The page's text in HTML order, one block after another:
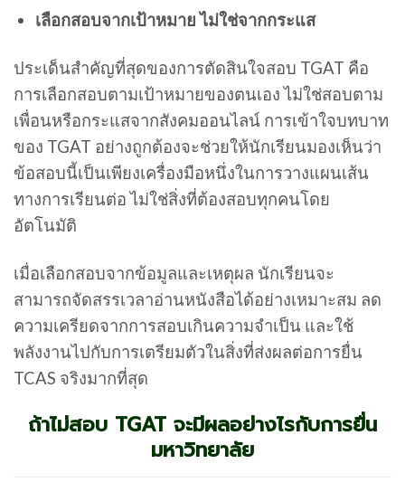
เลือกสอบจากเป้าหมาย ไม่ใช่จากกระแส
ประเด็นสำคัญที่สุดของการตัดสินใจสอบ TGAT คือ
การเลือกสอบตามเป้าหมายของตนเอง ไม่ใช่สอบตาม
เพื่อนหรือกระแสจากสังคมออนไลน์ การเข้าใจบทบาท
ของ TGAT อย่างถูกต้องจะช่วยให้นักเรียนมองเห็นว่า
ข้อสอบนี้เป็นเพียงเครื่องมือหนึ่งในการวางแผนเส้น
ทางการเรียนต่อ ไม่ใช่สิ่งที่ต้องสอบทุกคนโดย
อัตโนมัติ
เมื่อเลือกสอบจากข้อมูลและเหตุผล นักเรียนจะ
สามารถจัดสรรเวลาอ่านหนังสือได้อย่างเหมาะสม ลด
ความเครียดจากการสอบเกินความจำเป็น และใช้
พลังงานไปกับการเตรียมตัวในสิ่งที่ส่งผลต่อการยื่น
TCAS จริงมากที่สุด
ถ้าไม่สอบ TGAT จะมีผลอย่างไรกับการยื่น
มหาวิทยาลัย